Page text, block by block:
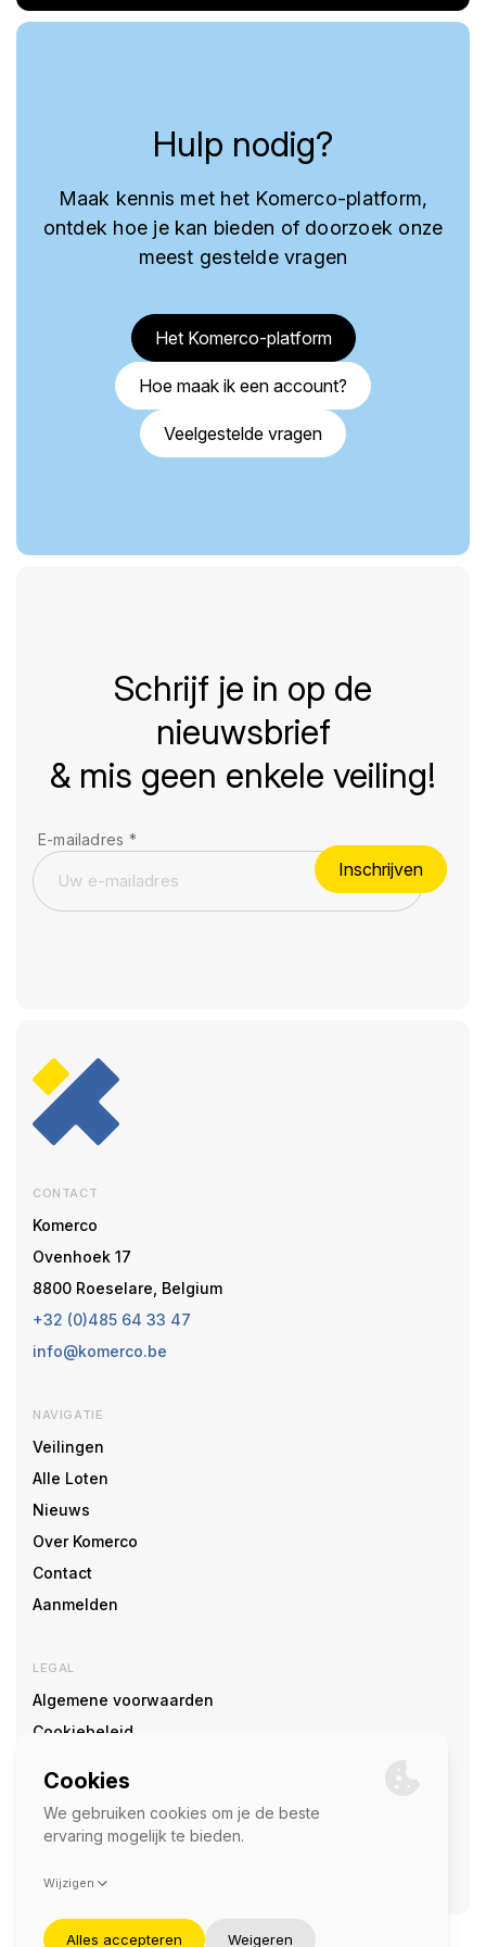
Hulp nodig?
Maak kennis met het Komerco-platform,
ontdek hoe je kan bieden of doorzoek onze
meest gestelde vragen
Het Komerco-platform
Hoe maak ik een account?
Veelgestelde vragen
Schrijf je in op de
nieuwsbrief
& mis geen enkele veiling!
E-mailadres *
Inschrijven
CONTACT
Komerco
Ovenhoek 17
8800 Roeselare, Belgium
+32 (0)485 64 33 47
info@komerco.be
NAVIGATIE
Veilingen
Alle Loten
Nieuws
Over Komerco
Contact
Aanmelden
LEGAL
Algemene voorwaarden
Cookiebeleid
SOCIAL
©2026 — Komerco